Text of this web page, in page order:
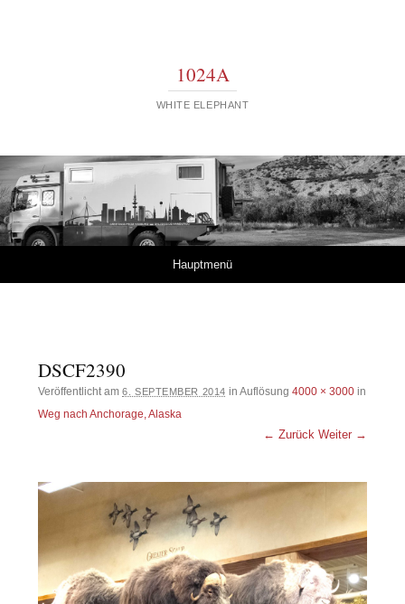
1024A
WHITE ELEPHANT
Hauptmenü
DSCF2390
Veröffentlicht am6. SEPTEMBER 2014 in Auflösung 4000 × 3000in
Weg nach Anchorage, Alaska
← Zurück Weiter →